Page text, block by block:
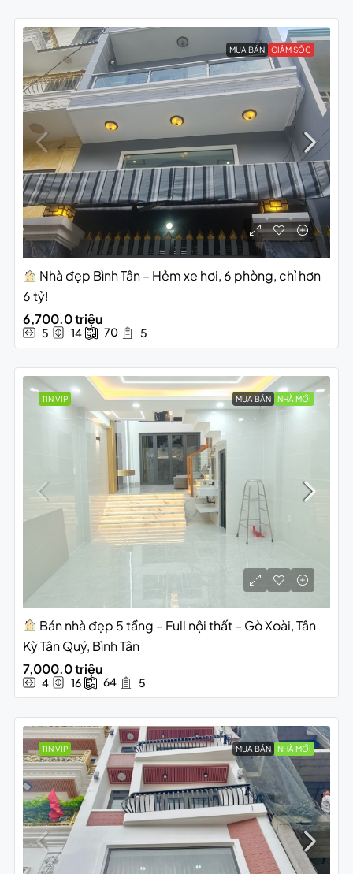
MUA BÁN GIẢM SỐC
Nhà đẹp Bình Tân – Hẻm xe hơi, 6 phòng, chỉ hơn
6 tỷ!
6,700.0 triệu
5 14 70 5
TIN VIP MUA BÁN NHÀ MỚI
Bán nhà đẹp 5 tầng – Full nội thất – Gò Xoài, Tân
Kỳ Tân Quý, Bình Tân
7,000.0 triệu
4 16 64 5
TIN VIP MUA BÁN NHÀ MỚI